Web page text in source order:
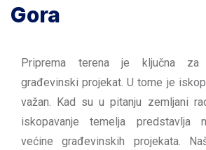
Gora
Priprema terena je ključna za
građevinski projekat. U tome je
važan. Kad su u pitanju zemljani
iskopavanje temelja predstavlja
većine građevinskih projekata.